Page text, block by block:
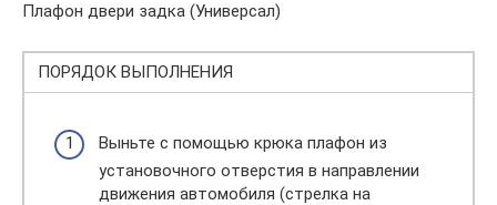
Плафон двери задка (Универсал)
ПОРЯДОК ВЫПОЛНЕНИЯ
Выньте с помощью крюка плафон из
установочного отверстия в направлении
движения автомобиля (стрелка на